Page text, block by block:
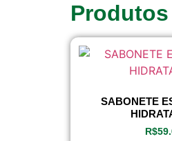
SABONETE
R$